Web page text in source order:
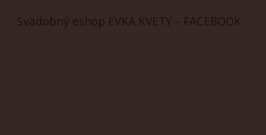
Svadobný eshop EVKA KVETY – FACEBOOK